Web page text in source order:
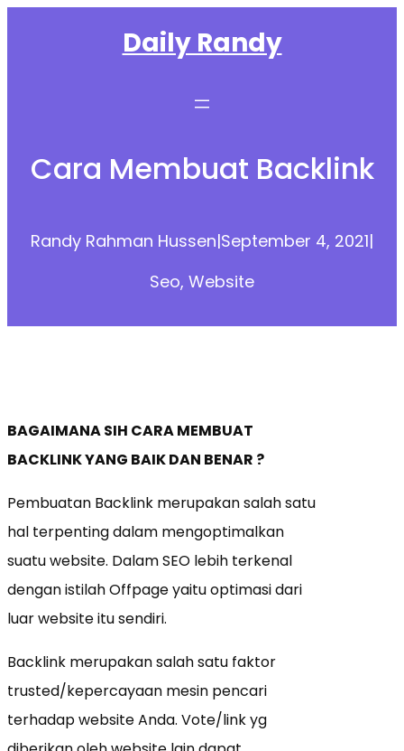
Daily Randy
Cara Membuat Backlink
Randy Rahman Hussen|September 4, 2021|
Seo, Website
BAGAIMANA SIH CARA MEMBUAT
BACKLINK YANG BAIK DAN BENAR ?
Pembuatan Backlink merupakan salah satu
hal terpenting dalam mengoptimalkan
suatu website. Dalam SEO lebih terkenal
dengan istilah Offpage yaitu optimasi dari
luar website itu sendiri.
Backlink merupakan salah satu faktor
trusted/kepercayaan mesin pencari
terhadap website Anda. Vote/link yg